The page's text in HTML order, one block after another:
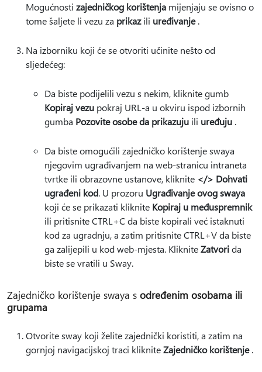
Mogućnosti zajedničkog korištenja mijenjaju se ovisno o
tome šaljete li vezu za prikazili uređivanje.
Na izborniku koji će se otvoriti učinite nešto od
sljedećeg:
Da biste podijelili vezu s nekim, kliknite gumb
Kopiraj vezu pokraj URL-a u okviru ispod izbornih
gumba Pozovite osobe da prikazuju ili uređuju .
Da biste omogućili zajedničko korištenje swaya
njegovim ugrađivanjem na web-stranicu intraneta
tvrtke ili obrazovne ustanove, kliknite </> Dohvati
ugrađeni kod. U prozoru Ugrađivanje ovog swaya
koji će se prikazati kliknite Kopiraj u međuspremnik
ili pritisnite CTRL+C da biste kopirali već istaknuti
kod za ugradnju, a zatim pritisnite CTRL+V da biste
ga zalijepili u kod web-mjesta. KlikniteZatvorida
biste se vratili u Sway.
Zajedničko korištenje swaya s određenim osobama ili
grupama
Otvorite sway koji želite zajednički koristiti, a zatim na
gornjoj navigacijskoj traci klikniteZajedničko korištenje.